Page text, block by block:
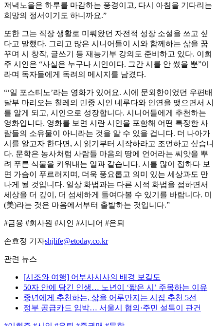
저녁노을은 하루를 마감하는 풍경이고, 다시 아침을 기다리는
희망의 정서이기도 하니까요.”
또한 그는 직장 생활로 미뤄왔던 자전적 성장 소설을 쓰고 싶
다고 말했다. 그리고 많은 시니어들이 시와 함께하는 삶을 꿈
꾸며 시 창작, 글쓰기 등 재능기부 강의도 준비하고 있다. 이희
주 시인은 “사실은 누구나 시인이다. 그간 시를 안 썼을 뿐”이
라며 독자들에게 독려의 메시지를 남겼다.
“‘일 포스티노’라는 영화가 있어요. 시에 문외한이었던 우편배
달부 마리오는 칠레의 민중 시인 네루다와 인연을 맺으면서 시
를 알게 되고, 시인으로 성장합니다. 시니어들에게 추천하는
영화입니다. 영화를 보면 시란 시인을 포함해 어떤 특정한 사
람들의 소유물이 아니라는 것을 알 수 있을 겁니다. 더 나아가
시를 알고자 한다면, 시 읽기부터 시작하라고 조언하고 싶습니
다. 문학은 농사처럼 사람들 마음의 땅에 언어라는 씨앗을 뿌
려 푸른 식물을 키워내는 일과 같습니다. 시를 많이 접하다 보
면 가슴이 푸르러지며, 더욱 풍요롭고 의미 있는 세상과도 만
나게 될 것입니다. 일상 화법과는 다른 시적 화법을 접하면서
세상을 더 깊이, 더 섬세하게 들여다볼 수 있기를 바랍니다. 미
(美)라는 것은 마음에서부터 출발하는 것입니다.”
#금융 #회사원 #시인 #시니어 #은퇴
손효정 기자shjlife@etoday.co.kr
관련 뉴스
[시조와 여행] 어부사시사의 배경 보길도
50자 안에 담긴 인생… 노년이 ‘짧은 시’ 주목하는 이유
중년에게 추천하는, 삶을 어루만지는 시집 추천 5선
정부 공급카드 임박… 서울시 협의·주민 설득이 관건